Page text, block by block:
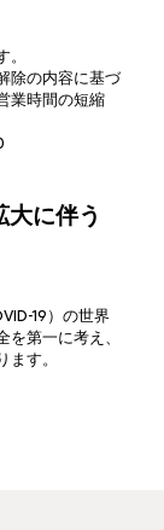
除の内容に基づ
業時間の短縮
に伴う
19）の世界
第一に考え、
す。